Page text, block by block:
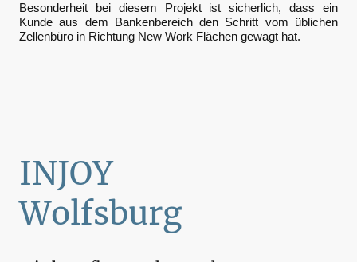
Besonderheit bei diesem Projekt ist sicherlich, dass ein
Kunde aus dem Bankenbereich den Schritt vom üblichen
Zellenbüro in Richtung New Work Flächen gewagt hat.
INJOY
Wolfsburg